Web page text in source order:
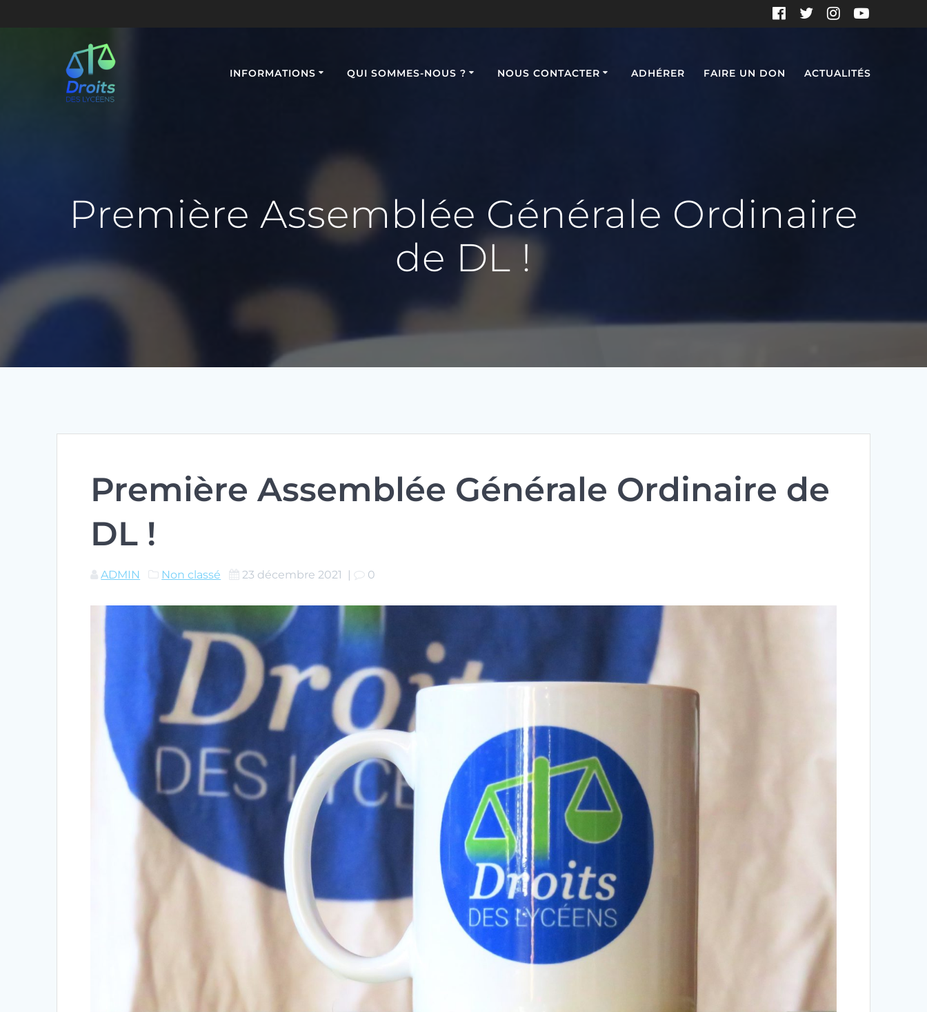
INFORMATIONS QUI SOMMES-NOUS ? NOUS CONTACTER ADHÉRER FAIRE UN DON ACTUALITÉS
Première Assemblée Générale Ordinaire
de DL !
Première Assemblée Générale Ordinaire de
DL !
ADMIN Non classé 23 décembre 2021 | 0